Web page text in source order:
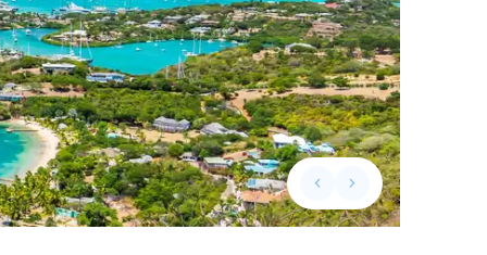
keyboard_arrow_leftPrevious slide
keyboard_arrow_rightNext slide